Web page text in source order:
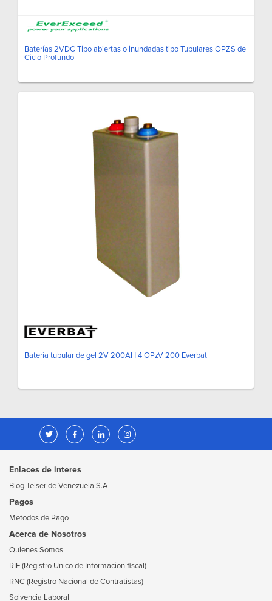
Baterías 2VDC Tipo abiertas o inundadas tipo Tubulares OPZS de
Ciclo Profundo
Batería tubular de gel 2V 200AH 4 OPzV 200 Everbat
Enlaces de interes
Blog Telser de Venezuela S.A
Pagos
Metodos de Pago
Acerca de Nosotros
Quienes Somos
RIF (Registro Unico de Informacion fiscal)
RNC (Registro Nacional de Contratistas)
Solvencia Laboral